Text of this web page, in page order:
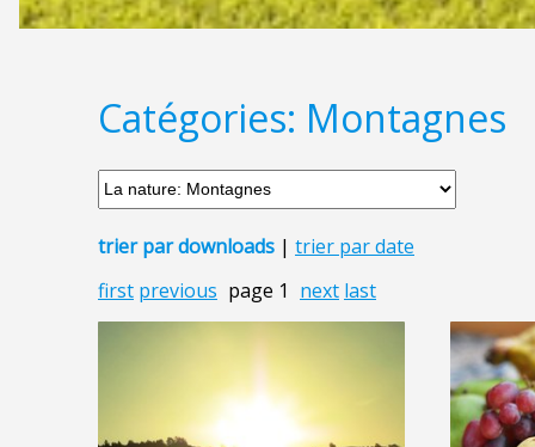
Catégories: Montagnes
trier par downloads | trier par date
first previous page 1 next last